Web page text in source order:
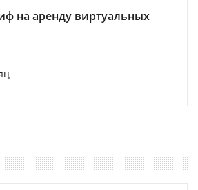
на аренду виртуальных